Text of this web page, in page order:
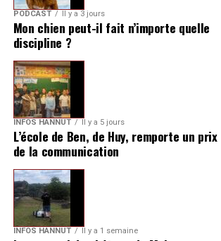
PODCAST Il y a 3 jours
Mon chien peut-il fait n’importe quelle
discipline ?
INFOS HANNUT Il y a 5 jours
L’école de Ben, de Huy, remporte un prix
de la communication
INFOS HANNUT Il y a 1 semaine